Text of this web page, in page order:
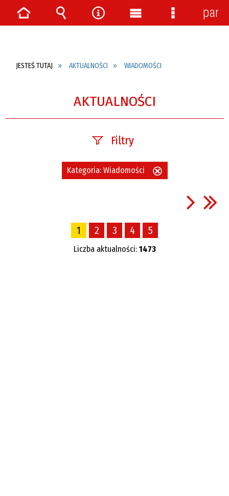
JESTEŚ TUTAJ AKTUALNOŚCI WIADOMOŚCI
AKTUALNOŚCI
Filtry
Szukana fraza
—
Kategoria
Kategoria: Wiadomości
1 2 3 4 5
Liczba aktualności: 1473
Strona Wyszukiwarka
NarzędziaMenu
Menu
panel